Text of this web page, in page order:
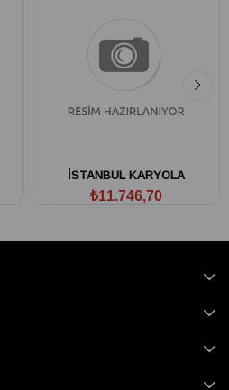
İSTANBUL KARYOLA
₺11.746,70